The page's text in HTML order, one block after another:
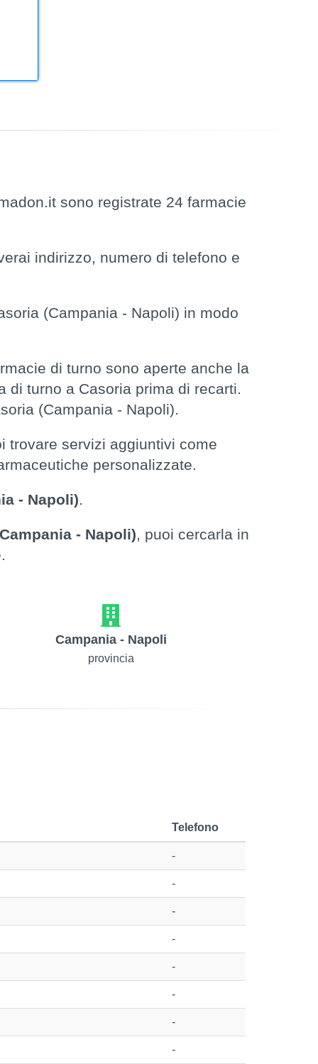
sono registrate 24 farmacie
indirizzo, numero di telefono e
(Campania - Napoli) in modo
di turno sono aperte anche la
di turno a Casoria prima di recarti.
(Campania - Napoli).
trovare servizi aggiuntivi come
personalizzate.
- Napoli).
- Napoli), puoi cercarla in
Campania - Napoli
provincia
Telefono
-
-
-
-
-
-
-
-